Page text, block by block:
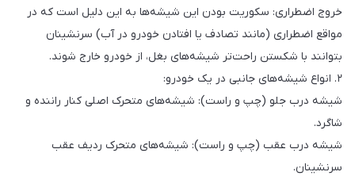
خروج اضطراری: سکوریت بودن این شیشه‌ها به این دلیل است که در
مواقع اضطراری (مانند تصادف یا افتادن خودرو در آب) سرنشینان
بتوانند با شکستن راحت‌تر شیشه‌های بغل، از خودرو خارج شوند.
۲. انواع شیشه‌های جانبی در یک خودرو:
شیشه درب جلو (چپ و راست): شیشه‌های متحرک اصلی کنار راننده و
شاگرد.
شیشه درب عقب (چپ و راست): شیشه‌های متحرک ردیف عقب
سرنشینان.